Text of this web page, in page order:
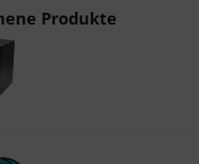
Produkte